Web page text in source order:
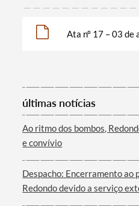
Ata nº 17 – 03 de
últimas notícias
Ao ritmo dos bombos,
e convívio
Despacho: Encerramento ao
Redondo devido a serviço